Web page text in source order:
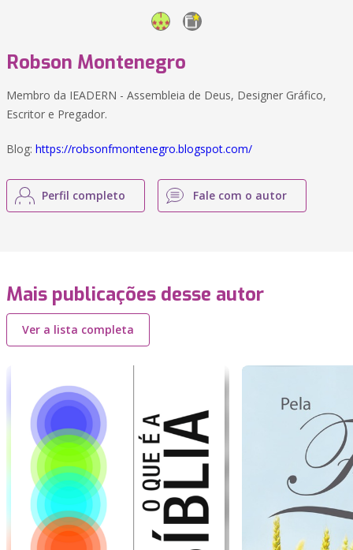
Robson Montenegro
Membro da IEADERN - Assembleia de Deus, Designer Gráfico,
Escritor e Pregador.
Blog: https://robsonfmontenegro.blogspot.com/
Perfil completo Fale com o autor
Mais publicações desse autor
Ver a lista completa